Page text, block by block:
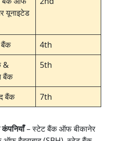
यूनाइटेड
बैंक
4th
&
बैंक
5th
बैंक 7th
– स्टेट बैंक ऑफ बीकानेर